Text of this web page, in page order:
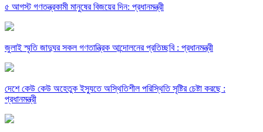
৫ আগস্ট গণতন্ত্রকামী মানুষের বিজয়ের দিন: প্রধানমন্ত্রী
জুলাই স্মৃতি জাদুঘর সকল গণতান্ত্রিক আন্দোলনের প্রতিচ্ছবি : প্রধানমন্ত্রী
দেশে কেউ কেউ অহেতুক ইস্যুতে অস্থিতিশীল পরিস্থিতি সৃষ্টির চেষ্টা করছে :
প্রধানমন্ত্রী